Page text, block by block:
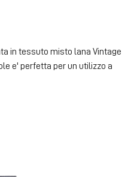
in tessuto misto lana Vintage
e' perfetta per un utilizzo a